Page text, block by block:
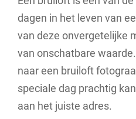
dagen in het leven van
van deze onvergetelijke
van onschatbare
naar een bruiloft
speciale dag prachtig
aan het juiste adres.